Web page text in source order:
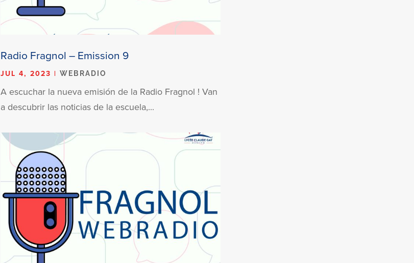
Radio Fragnol – Emission 9
JUL 4, 2023 |WEBRADIO
A escuchar la nueva emisión de la Radio Fragnol ! Van
a descubrir las noticias de la escuela,...